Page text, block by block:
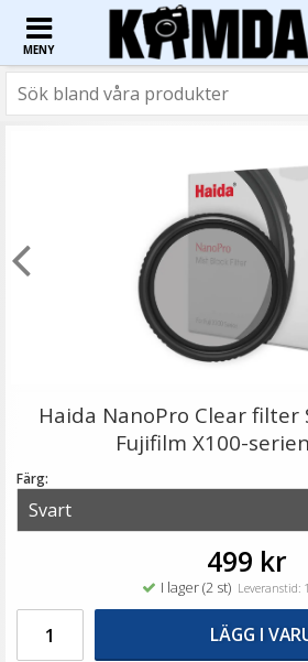
MENY
Bexin 2st 1/4-tum gängade
LÄGG I VARUKORG
Haida NanoPro Clear
Fujifilm X100-
Färg:
499 kr
I lager (2 st) Leveranstid:
LÄGG I